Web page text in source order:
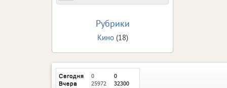
Рубрики
Кино(18)